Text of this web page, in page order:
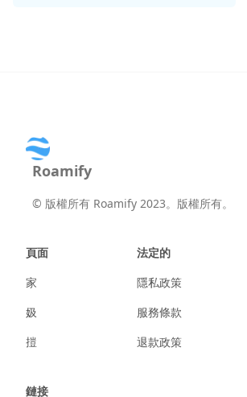
Roamify
© 版權所有 Roamify 2023。版權所有。
頁面
家
㚫
㨟
法定的
隱私政策
服務條款
退款政策
鏈接